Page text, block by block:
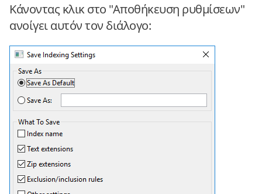
Κάνοντας κλικ στο "Αποθήκευση ρυθμίσεων"
ανοίγει αυτόν τον διάλογο: